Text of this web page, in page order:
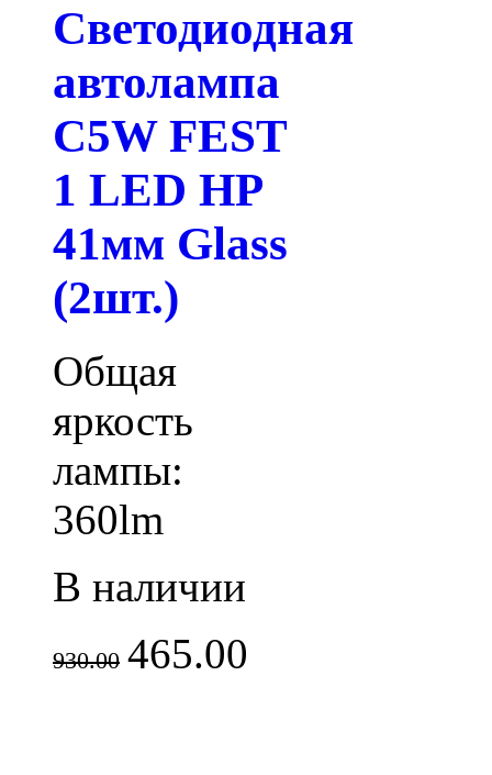
Светодиодная
автолампа
C5W FEST
1 LED HP
41мм Glass
(2шт.)
Общая
яркость
лампы:
360lm
В наличии
930.00 465.00